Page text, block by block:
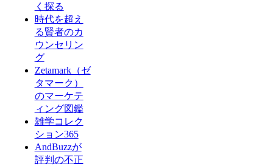
く探る
時代を超え
る賢者のカ
ウンセリン
グ
Zetamark（ゼ
タマーク）
のマーケテ
ィング図鑑
雑学コレク
ション365
AndBuzzが
評判の不正